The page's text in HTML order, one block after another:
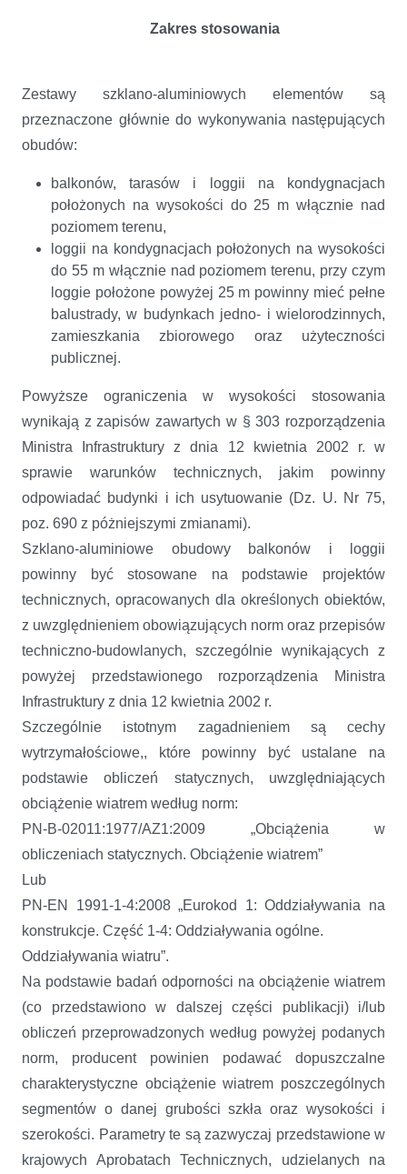
Zakres stosowania
Zestawy szklano-aluminiowych elementów są
przeznaczone głównie do wykonywania następujących
obudów:
balkonów, tarasów i loggii na kondygnacjach
położonych na wysokości do 25 m włącznie nad
poziomem terenu,
loggii na kondygnacjach położonych na wysokości
do 55 m włącznie nad poziomem terenu, przy czym
loggie położone powyżej 25 m powinny mieć pełne
balustrady, w budynkach jedno- i wielorodzinnych,
zamieszkania zbiorowego oraz użyteczności
publicznej.
Powyższe ograniczenia w wysokości stosowania
wynikają z zapisów zawartych w § 303 rozporządzenia
Ministra Infrastruktury z dnia 12 kwietnia 2002 r. w
sprawie warunków technicznych, jakim powinny
odpowiadać budynki i ich usytuowanie (Dz. U. Nr 75,
poz. 690 z póżniejszymi zmianami).
Szklano-aluminiowe obudowy balkonów i loggii
powinny być stosowane na podstawie projektów
technicznych, opracowanych dla określonych obiektów,
z uwzględnieniem obowiązujących norm oraz przepisów
techniczno-budowlanych, szczególnie wynikających z
powyżej przedstawionego rozporządzenia Ministra
Infrastruktury z dnia 12 kwietnia 2002 r.
Szczególnie istotnym zagadnieniem są cechy
wytrzymałościowe,, które powinny być ustalane na
podstawie obliczeń statycznych, uwzględniających
obciążenie wiatrem według norm:
PN-B-02011:1977/AZ1:2009 „Obciążenia w
obliczeniach statycznych. Obciążenie wiatrem”
Lub
PN-EN 1991-1-4:2008 „Eurokod 1: Oddziaływania na
konstrukcje. Część 1-4: Oddziaływania ogólne.
Oddziaływania wiatru”.
Na podstawie badań odporności na obciążenie wiatrem
(co przedstawiono w dalszej części publikacji) i/lub
obliczeń przeprowadzonych według powyżej podanych
norm, producent powinien podawać dopuszczalne
charakterystyczne obciążenie wiatrem poszczególnych
segmentów o danej grubości szkła oraz wysokości i
szerokości. Parametry te są zazwyczaj przedstawione w
krajowych Aprobatach Technicznych, udzielanych na